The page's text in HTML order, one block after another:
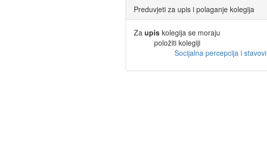
Preduvjeti za upis i polaganje kolegija
Za upis kolegija se moraju
položiti kolegiji
Socijalna percepcija i stavovi